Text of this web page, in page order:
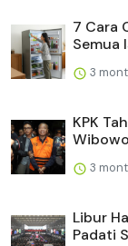
7 Cara
Semua
3
KPK
3
Libur
Padati